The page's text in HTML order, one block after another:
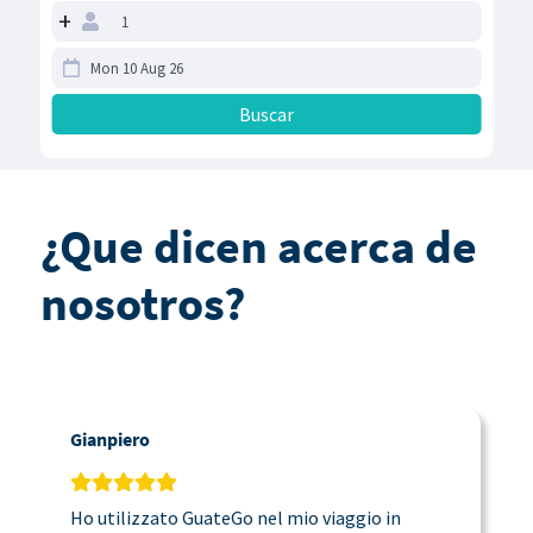
+
¿Que dicen acerca de
nosotros?
Gianpiero
Ho utilizzato GuateGo nel mio viaggio in